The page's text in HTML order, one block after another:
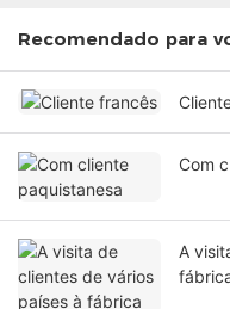
Recomendado para
Com
A